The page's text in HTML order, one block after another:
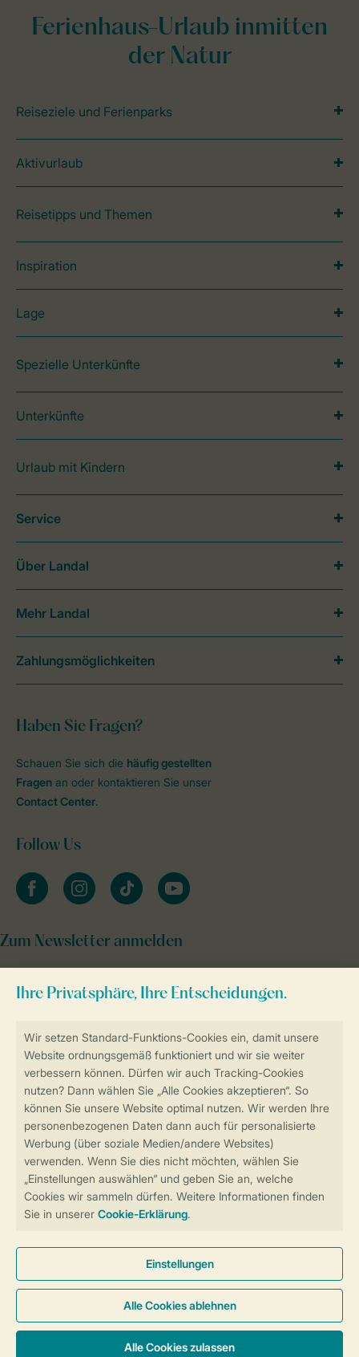
Sicherstellung Deiner Privatsphäre
Sicher und schnell zur Online-Buchung
Sichere Datenübertragung
Sicheres Bezahlen
Ferienhaus-Urlaub inmitten
der Natur
Reiseziele und Ferienparks
Aktivurlaub
Reisetipps und Themen
Inspiration
Lage
Spezielle Unterkünfte
Unterkünfte
Urlaub mit Kindern
Haben Sie Fragen?
Schauen Sie sich die häufig gestellten
Fragen an oder kontaktieren Sie unser
Contact Center.
Follow Us
facebookinstagramtiktok youtube
Zum Newsletter anmelden
Service
Über Landal
Mehr Landal
Zahlungsmöglichkeiten
Cookies und Banner
Barrierefreiheit
© 2026 Landal GreenParks GmbH